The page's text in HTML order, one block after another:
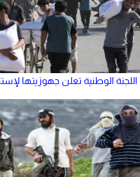
اللجنة الوطنية تعلن جهوزيتها